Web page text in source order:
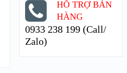
HỖ TRỢ BÁN
HÀNG
0933 238 199 (Call/
Zalo)